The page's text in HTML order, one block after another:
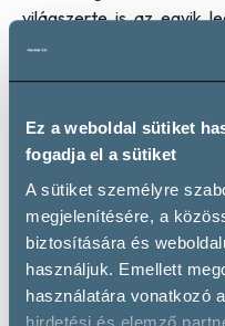
Ez a weboldal sütiket
fogadja el a sütiket
A sütiket személyre
megjelenítésére, a
biztosítására és
használjuk. Emellett
használatára vonatkozó
hirdetési és elemző
világszerte is az egyik
magazin. A cikk
hozzájárul a magyar
Tovább a